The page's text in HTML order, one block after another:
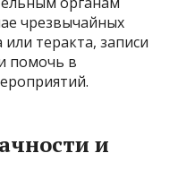
чрезвычайных
теракта, записи
помочь в
и